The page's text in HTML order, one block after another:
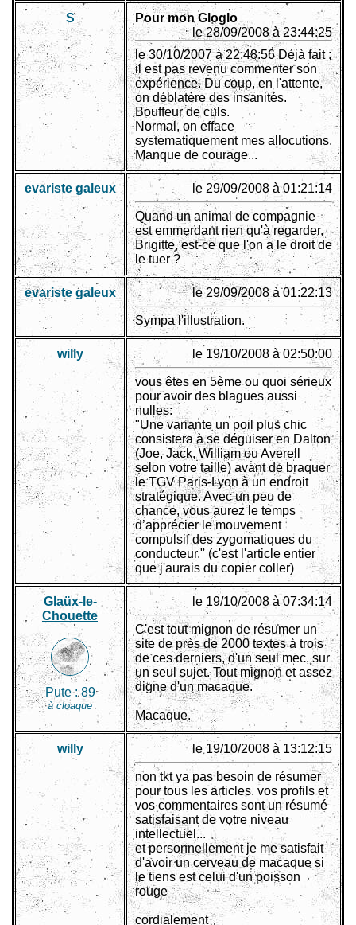
S
Pour mon Gloglo
le 28/09/2008 à 23:44:25
le 30/10/2007 à 22:48:56 Déjà fait ;
il est pas revenu commenter son
expérience. Du coup, en l'attente,
on déblatère des insanités.
Bouffeur de culs.
Normal, on efface
systematiquement mes allocutions.
Manque de courage...
evariste galeux le 29/09/2008 à 01:21:14
Quand un animal de compagnie
est emmerdant rien qu'à regarder,
Brigitte, est-ce que l'on a le droit de
le tuer ?
evariste galeux le 29/09/2008 à 01:22:13
Sympa l'illustration.
willy le 19/10/2008 à 02:50:00
vous êtes en 5ème ou quoi sérieux
pour avoir des blagues aussi
nulles:
"Une variante un poil plus chic
consistera à se déguiser en Dalton
(Joe, Jack, William ou Averell
selon votre taille) avant de braquer
le TGV Paris-Lyon à un endroit
stratégique. Avec un peu de
chance, vous aurez le temps
d’apprécier le mouvement
compulsif des zygomatiques du
conducteur." (c'est l'article entier
que j'aurais du copier coller)
Glaüx-le-
Chouette
Pute :89
à cloaque
le 19/10/2008 à 07:34:14
C'est tout mignon de résumer un
site de près de 2000 textes à trois
de ces derniers, d'un seul mec, sur
un seul sujet. Tout mignon et assez
digne d'un macaque.
Macaque.
willy le 19/10/2008 à 13:12:15
non tkt ya pas besoin de résumer
pour tous les articles. vos profils et
vos commentaires sont un résumé
satisfaisant de votre niveau
intellectuel...
et personnellement je me satisfait
d'avoir un cerveau de macaque si
le tiens est celui d'un poisson
rouge
cordialement